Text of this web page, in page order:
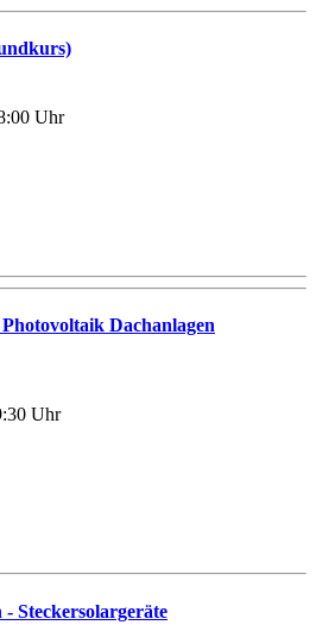
Uhr
Dachanlagen
Uhr
Steckersolargeräte